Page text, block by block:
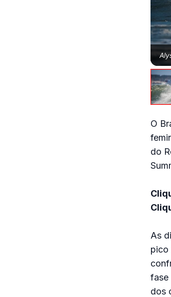
O
do
As
pico
fase
dos